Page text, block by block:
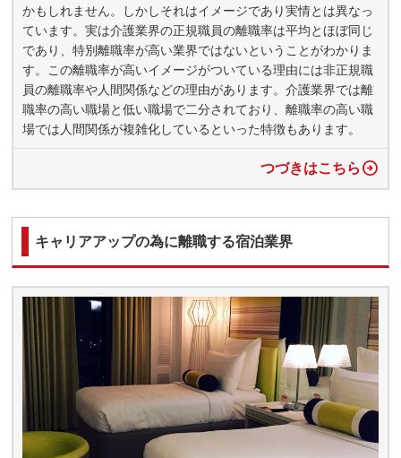
かもしれません。しかしそれはイメージであり実情とは異なっ
ています。実は介護業界の正規職員の離職率は平均とほぼ同じ
であり、特別離職率が高い業界ではないということがわかりま
す。この離職率が高いイメージがついている理由には非正規職
員の離職率や人間関係などの理由があります。介護業界では離
職率の高い職場と低い職場で二分されており、離職率の高い職
場では人間関係が複雑化しているといった特徴もあります。
つづきはこちら
キャリアアップの為に離職する宿泊業界